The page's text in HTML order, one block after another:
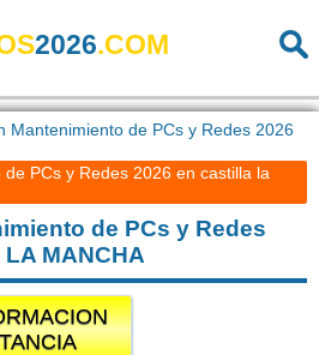
2026.COM
Mantenimiento de PCs y Redes 2026
PCs y Redes 2026 en castilla la
de PCs y Redes
MANCHA